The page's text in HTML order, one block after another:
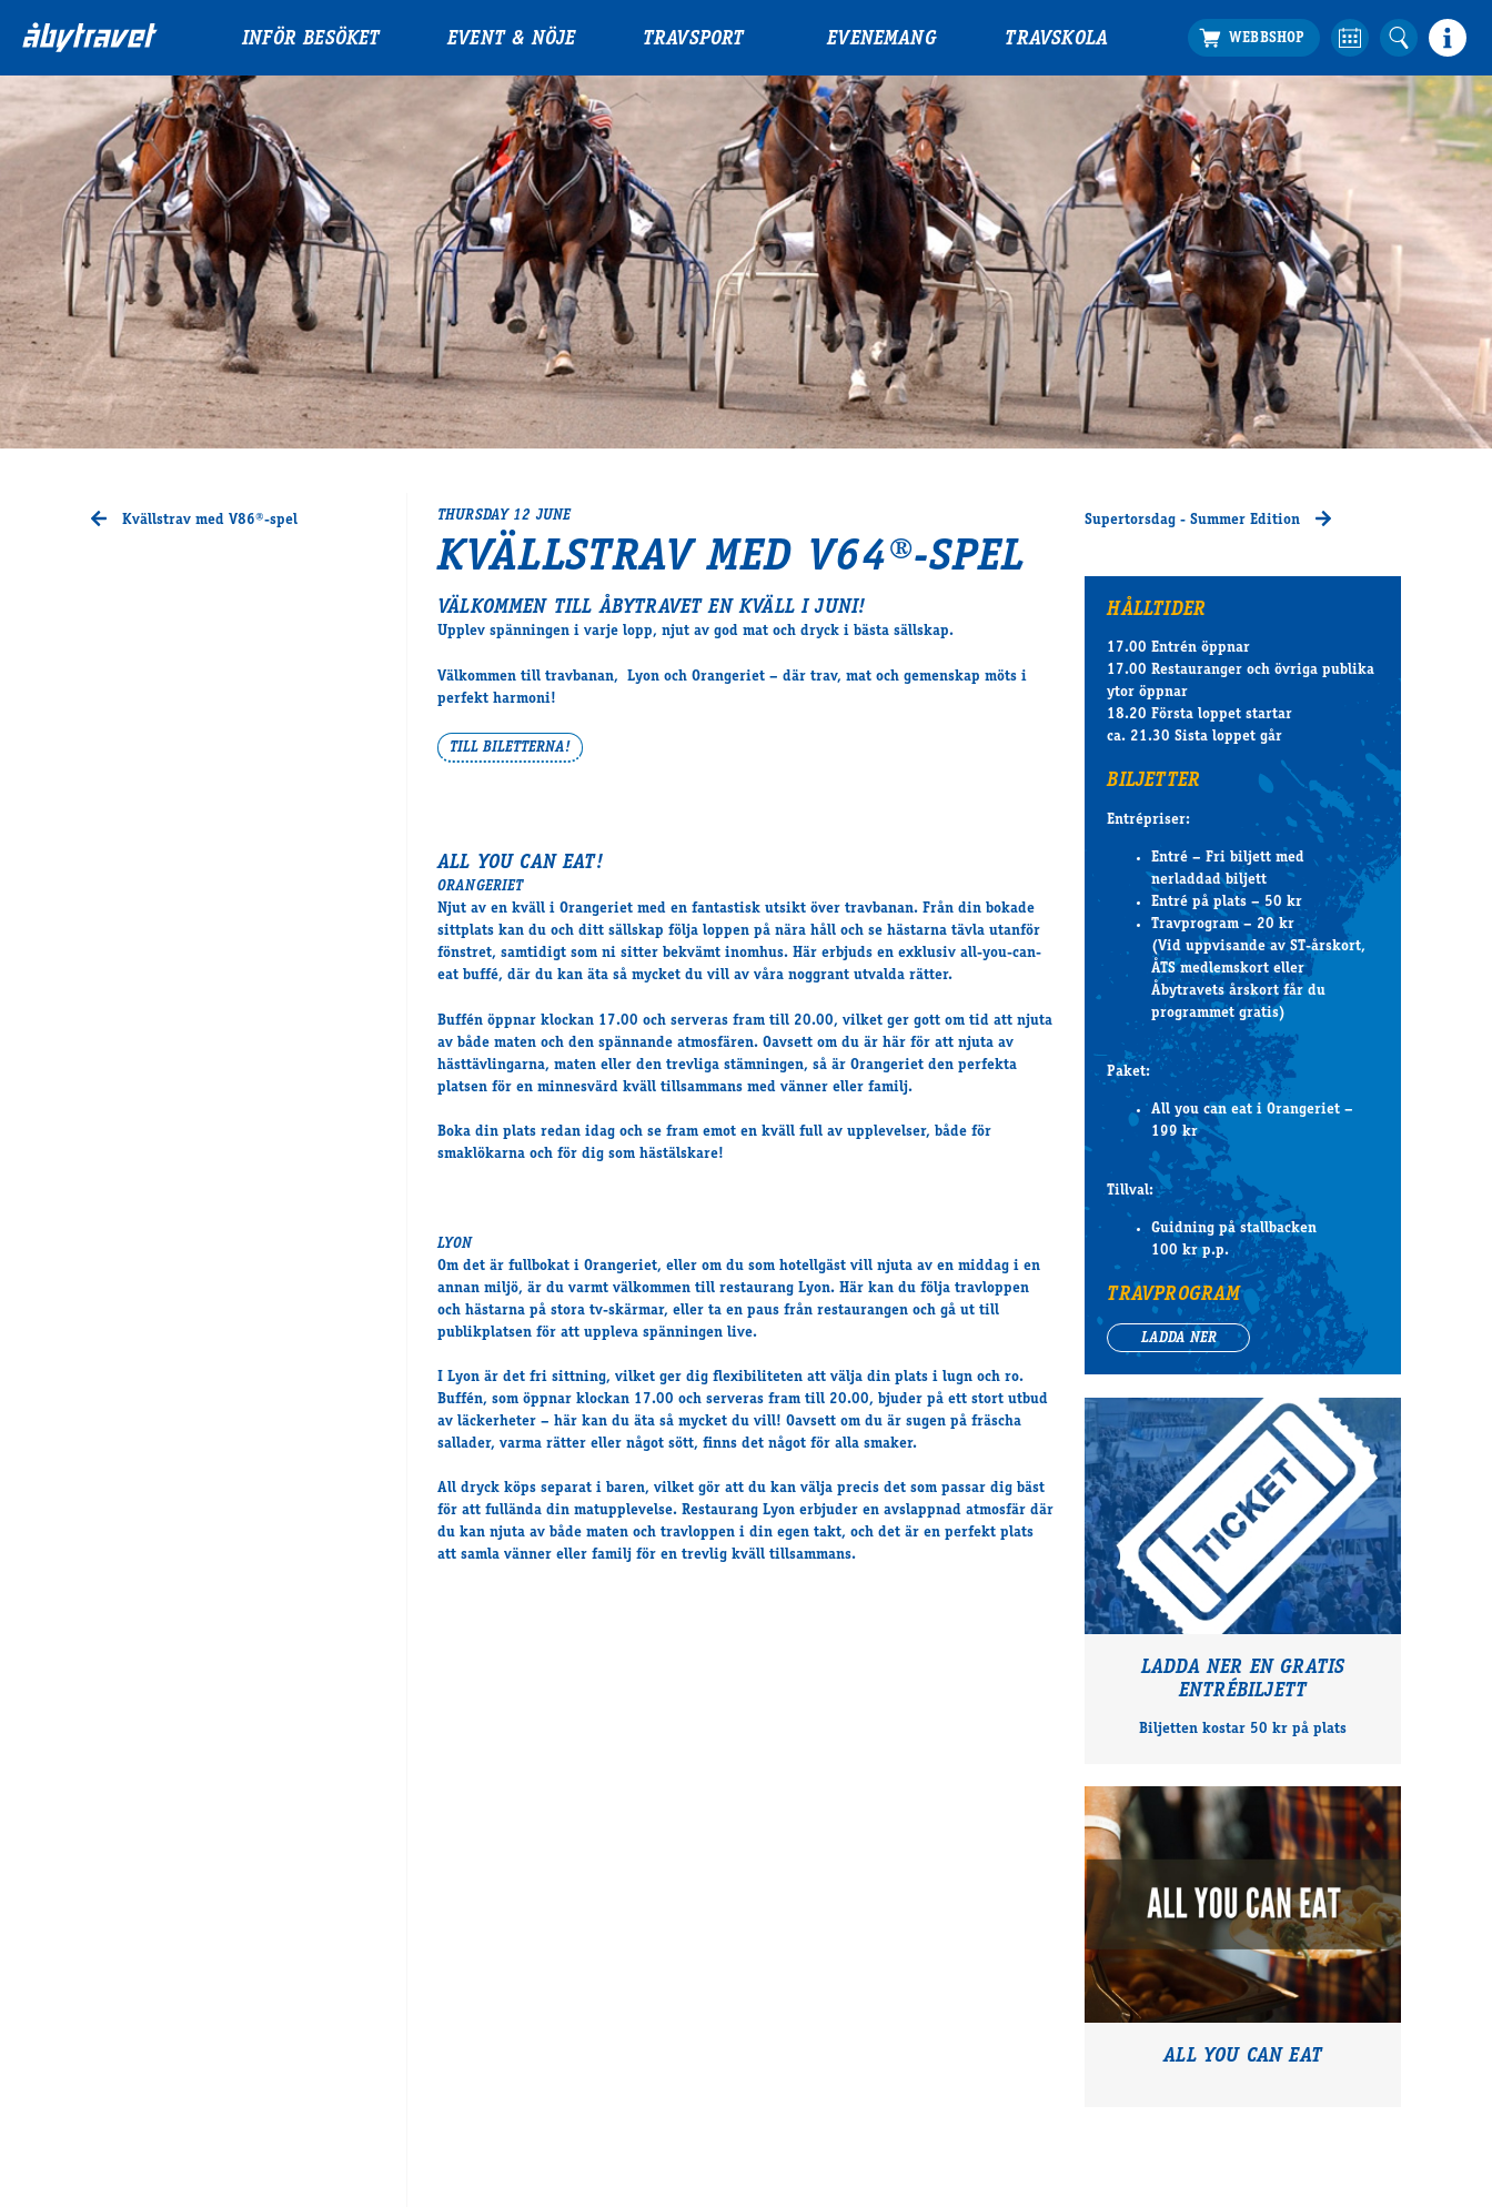
INFÖR BESÖKET EVENT & NÖJE TRAVSPORT EVENEMANG TRAVSKOLA
Kvällstrav med V86®-spel THURSDAY 12 JUNE
KVÄLLSTRAV MED V64®-SPEL
VÄLKOMMEN TILL ÅBYTRAVET EN KVÄLL I JUNI!
Upplev spänningen i varje lopp, njut av god mat och dryck i bästa sällskap.
Välkommen till travbanan, Lyon och Orangeriet – där trav, mat och gemenskap möts i
perfekt harmoni!
TILL BILETTERNA!
ALL YOU CAN EAT!
ORANGERIET
Njut av en kväll i Orangeriet med en fantastisk utsikt över travbanan. Från din bokade
sittplats kan du och ditt sällskap följa loppen på nära håll och se hästarna tävla utanför
fönstret, samtidigt som ni sitter bekvämt inomhus. Här erbjuds en exklusiv all-you-can-
eat buffé, där du kan äta så mycket du vill av våra noggrant utvalda rätter.
Buffén öppnar klockan 17.00 och serveras fram till 20.00, vilket ger gott om tid att njuta
av både maten och den spännande atmosfären. Oavsett om du är här för att njuta av
hästtävlingarna, maten eller den trevliga stämningen, så är Orangeriet den perfekta
platsen för en minnesvärd kväll tillsammans med vänner eller familj.
Boka din plats redan idag och se fram emot en kväll full av upplevelser, både för
smaklökarna och för dig som hästälskare!
LYON
Om det är fullbokat i Orangeriet, eller om du som hotellgäst vill njuta av en middag i en
annan miljö, är du varmt välkommen till restaurang Lyon. Här kan du följa travloppen
och hästarna på stora tv-skärmar, eller ta en paus från restaurangen och gå ut till
publikplatsen för att uppleva spänningen live.
I Lyon är det fri sittning, vilket ger dig flexibiliteten att välja din plats i lugn och ro.
Buffén, som öppnar klockan 17.00 och serveras fram till 20.00, bjuder på ett stort utbud
av läckerheter – här kan du äta så mycket du vill! Oavsett om du är sugen på fräscha
sallader, varma rätter eller något sött, finns det något för alla smaker.
All dryck köps separat i baren, vilket gör att du kan välja precis det som passar dig bäst
för att fullända din matupplevelse. Restaurang Lyon erbjuder en avslappnad atmosfär där
du kan njuta av både maten och travloppen i din egen takt, och det är en perfekt plats
att samla vänner eller familj för en trevlig kväll tillsammans.
Supertorsdag - Summer Edition
HÅLLTIDER
17.00 Entrén öppnar
17.00 Restauranger och övriga publika
ytor öppnar
18.20 Första loppet startar
ca. 21.30 Sista loppet går
BILJETTER
Entrépriser:
Entré – Fri biljett med
nerladdad biljett
Entré på plats – 50 kr
Travprogram – 20 kr
(Vid uppvisande av ST-årskort,
ÅTS medlemskort eller
Åbytravets årskort får du
programmet gratis)
Paket:
All you can eat i Orangeriet –
199 kr
Tillval:
Guidning på stallbacken
100 kr p.p.
TRAVPROGRAM
LADDA NER
LADDA NER EN GRATIS
ENTRÉBILJETT
Biljetten kostar 50 kr på plats
ALL YOU CAN EAT